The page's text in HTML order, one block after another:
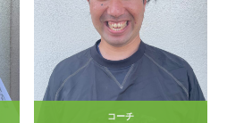
コーチ